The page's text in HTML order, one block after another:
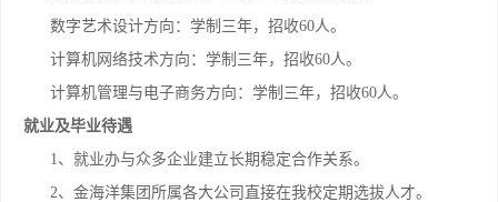
数字艺术设计方向：学制三年，招收60人。
计算机网络技术方向：学制三年，招收60人。
计算机管理与电子商务方向：学制三年，招收60人。
就业及毕业待遇
1、就业办与众多企业建立长期稳定合作关系。
2、金海洋集团所属各大公司直接在我校定期选拔人才。